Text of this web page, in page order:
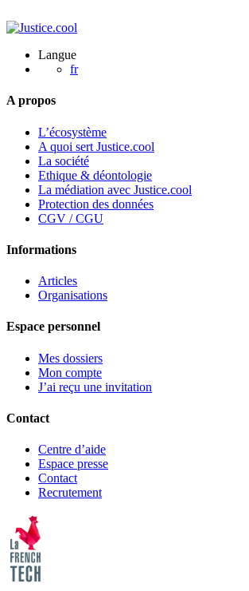
Langue
fr
A propos
L’écosystème
A quoi sert Justice.cool
La société
Ethique & déontologie
La médiation avec Justice.cool
Protection des données
CGV / CGU
Informations
Articles
Organisations
Espace personnel
Mes dossiers
Mon compte
J’ai reçu une invitation
Contact
Centre d’aide
Espace presse
Contact
Recrutement